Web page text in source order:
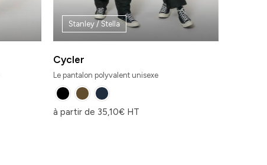
Stanley / Stella
Cycler
Le pantalon polyvalent unisexe
à partir de 35,10€ HT